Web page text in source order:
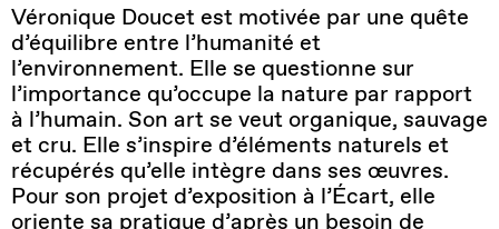
Véronique Doucet est motivée par une quête
d’équilibre entre l’humanité et
l’environnement. Elle se questionne sur
l’importance qu’occupe la nature par rapport
à l’humain. Son art se veut organique, sauvage
et cru. Elle s’inspire d’éléments naturels et
récupérés qu’elle intègre dans ses œuvres.
Pour son projet d’exposition à l’Écart, elle
oriente sa pratique d’après un besoin de